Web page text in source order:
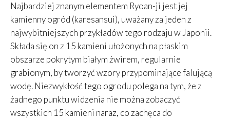
Najbardziej znanym elementem Ryoan-ji jest jej
kamienny ogród (karesansui), uważany za jeden z
najwybitniejszych przykładów tego rodzaju w Japonii.
Składa się on z 15 kamieni ułożonych na płaskim
obszarze pokrytym białym żwirem, regularnie
grabionym, by tworzyć wzory przypominające falującą
wodę. Niezwykłość tego ogrodu polega na tym, że z
żadnego punktu widzenia nie można zobaczyć
wszystkich 15 kamieni naraz, co zachęca do